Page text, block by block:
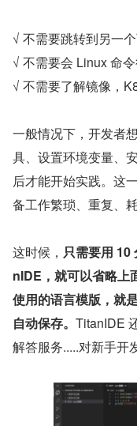
√ 不需要跳转到另一
√ 不需要会 Linux 命令
√ 不需要了解镜像，
一般情况下，开发者
具、设置环境变量、
后才能开始实践。这
备工作繁琐、重复、耗
这时候， 只需要用 10
nIDE，就可以省略上
使用的语言模版，就
自动保存。 TitanIDE
解答服务.....对新手开